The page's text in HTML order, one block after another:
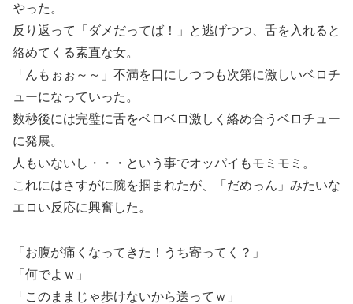
やった。
反り返って「ダメだってば！」と逃げつつ、舌を入れると
絡めてくる素直な女。
「んもぉぉ～～」不満を口にしつつも次第に激しいベロチ
ューになっていった。
数秒後には完璧に舌をベロベロ激しく絡め合うベロチュー
に発展。
人もいないし・・・という事でオッパイもモミモミ。
これにはさすがに腕を掴まれたが、「だめっん」みたいな
エロい反応に興奮した。
「お腹が痛くなってきた！うち寄ってく？」
「何でよｗ」
「このままじゃ歩けないから送ってｗ」